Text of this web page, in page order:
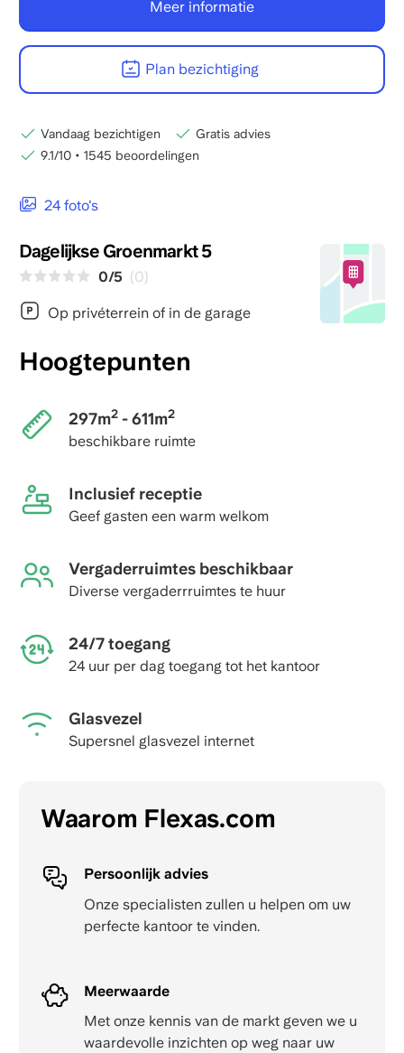
24 foto's
Dagelijkse Groenmarkt 5
0/5 (0)
Op privéterrein of in de garage
Hoogtepunten
297m2- 611m2
beschikbare ruimte
Inclusief receptie
Geef gasten een warm welkom
Vergaderruimtes beschikbaar
Diverse vergaderrruimtes te huur
24/7 toegang
24 uur per dag toegang tot het kantoor
Glasvezel
Supersnel glasvezel internet
Waarom Flexas.com
Persoonlijk advies
Onze specialisten zullen u helpen om uw
perfecte kantoor te vinden.
Meerwaarde
Met onze kennis van de markt geven we u
waardevolle inzichten op weg naar uw
Meer informatie
Plan bezichtiging
Vandaag bezichtigen
Gratis advies
9.1/10 • 1545 beoordelingen